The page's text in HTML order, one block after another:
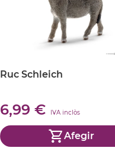
Ruc Schleich
6,99 € IVA inclòs
Afegir